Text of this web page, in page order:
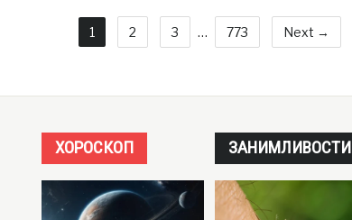
1 2 3 … 773 Next →
ХОРОСКОП ЗАНИМЛИВОСТИ